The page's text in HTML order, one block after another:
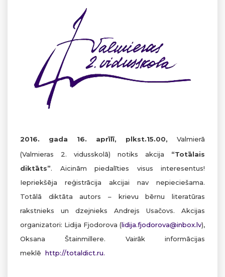
2016. gada 16. aprīlī, plkst.15.00, Valmierā
(Valmieras 2. vidusskolā) notiks akcija “Totālais
diktāts”. Aicinām piedalīties visus interesentus!
Iepriekšēja reģistrācija akcijai nav nepieciešama.
Totālā diktāta autors – krievu bērnu literatūras
rakstnieks un dzejnieks Andrejs Usačovs. Akcijas
organizatori: Lidija Fjodorova (lidija.fjodorova@inbox.lv),
Oksana Štainmillere. Vairāk informācijas
meklē http://totaldict.ru.